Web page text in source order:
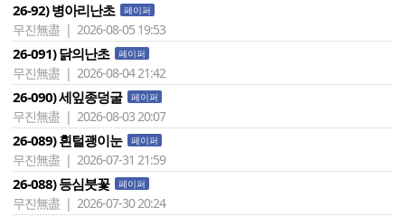
26-92) 병아리난초 페이퍼
무진無盡 | 2026-08-05 19:53
26-091) 닭의난초 페이퍼
무진無盡 | 2026-08-04 21:42
26-090) 세잎종덩굴 페이퍼
무진無盡 | 2026-08-03 20:07
26-089) 흰털괭이눈 페이퍼
무진無盡 | 2026-07-31 21:59
26-088) 등심붓꽃 페이퍼
무진無盡 | 2026-07-30 20:24